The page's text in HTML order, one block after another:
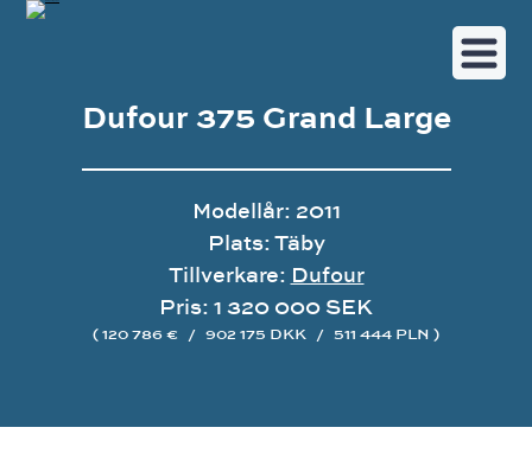
Dufour 375 Grand Large
Modellår: 2011
Plats: Täby
Tillverkare: Dufour
Pris: 1 320 000 SEK
( 120 786 € / 902 175 DKK / 511 444 PLN )